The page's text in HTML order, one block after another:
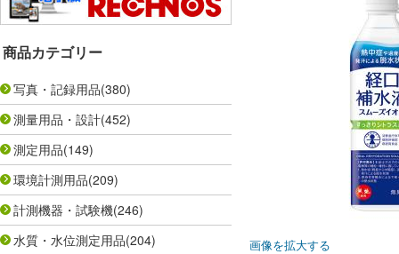
商品カテゴリー
写真・記録用品(380)
測量用品・設計(452)
測定用品(149)
環境計測用品(209)
計測機器・試験機(246)
水質・水位測定用品(204)
画像を拡大する